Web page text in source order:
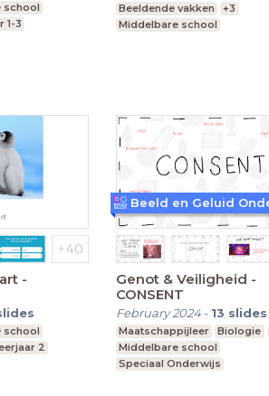
school
1-3
Beeldende vakken
+3
Middelbare school
school
2
Genot & Veiligheid -
CONSENT
February 2024- 13 slides
Maatschappijleer Biologie
Middelbare school
Speciaal Onderwijs